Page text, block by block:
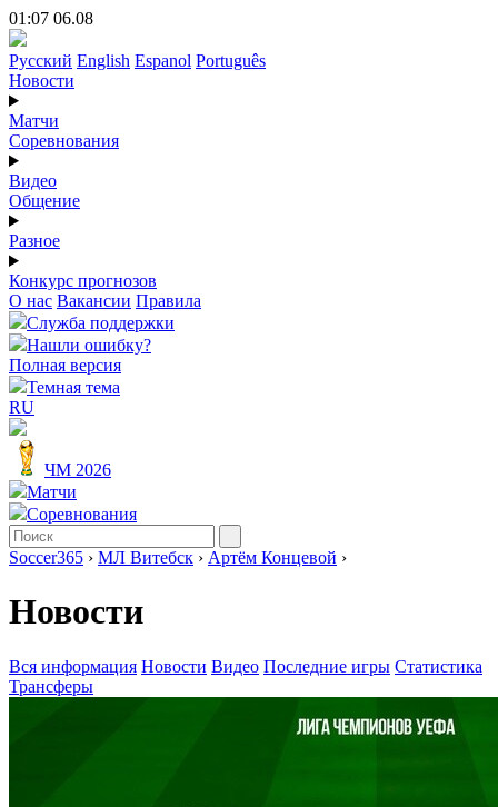
01:07 06.08
Русский English Espanol Português
Новости
Матчи
Соревнования
Видео
Общение
Разное
Конкурс прогнозов
О нас Вакансии Правила
Служба поддержки
Нашли ошибку?
Полная версия
Темная тема
RU
ЧМ 2026
Матчи
Соревнования
Soccer365 › МЛ Витебск › Артём Концевой ›
Новости
Вся информация Новости Видео Последние игры Статистика
Трансферы